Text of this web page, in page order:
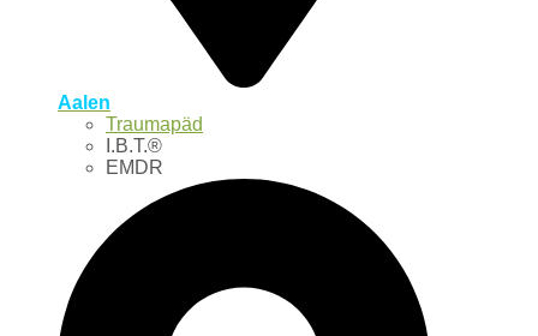
Aalen
Traumapäd
I.B.T.®
EMDR